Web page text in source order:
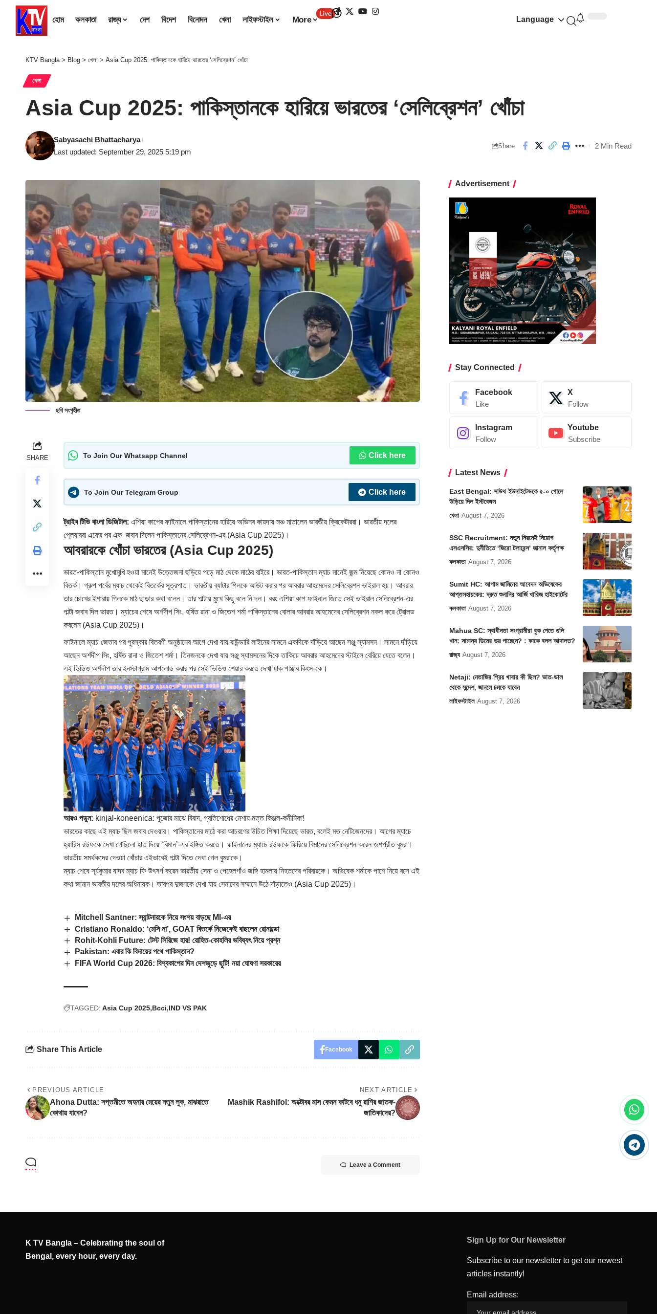
হোম কলকাতা রাজ্য দেশ বিদেশ বিনোদন খেলা লাইফস্টাইল More Language
KTV Bangla> Blog > খেলা > Asia Cup 2025: পাকিস্তানকে হারিয়ে ভারতের ‘সেলিব্রেশন’ খোঁচা
খেলা
Asia Cup 2025: পাকিস্তানকে হারিয়ে ভারতের ‘সেলিব্রেশন’ খোঁচা
Last updated: September 29, 2025 5:19 pm
Sabyasachi Bhattacharya
Share 2 Min Read
ছবি সংগৃহীত
SHARE To Join Our Whatsapp Channel Click here
To Join Our Telegram Group Click here
ট্রাইব টিভি বাংলা ডিজিটাল: এশিয়া কাপের ফাইনালে পাকিস্তানের হারিয়ে অভিনব কায়দায় মঞ্চ মাতালেন ভারতীয় ক্রিকেটাররা। ভারতীয় দলের
প্লেয়াররা একের পর এক জবাব দিলেন পাকিস্তানের সেলিব্রেশন-এর (Asia Cup 2025)।
আবরারকে খোঁচা ভারতের (Asia Cup 2025)
ভারত-পাকিস্তান মুখোমুখি হওয়া মানেই উত্তেজনা ছড়িয়ে পড়ে মাঠ থেকে মাঠের বাইরে। ভারত-পাকিস্তান ম্যাচ মানেই জন্ম নিয়েছে কোনও না কোনও
বিতর্ক। গ্রুপ পর্বের ম্যাচ থেকেই বিতর্কের সূত্রপাত। ভারতীয় ব্যাটার গিলকে আউট করার পর আবরার আহমেদের সেলিব্রেশন ভাইরাল হয়। আবরার
তার চোখের ইশারায় গিলকে মাঠ ছাড়ার কথা বলেন। তার পাল্টায় মুখে কিছু বলে নি দল। বরং এশিয়া কাপ ফাইনাল জিতে সেই ভাইরাল সেলিব্রেশন-এর
পাল্টা জবাব দিল ভারত। ম্যাচের শেষে অর্শদীপ সিং, হর্ষিত রানা ও জিতেশ শর্মা পাকিস্তানের বোলার আবরার আহমেদের সেলিব্রেশন নকল করে ট্রোলড
করলেন (Asia Cup 2025)।
ফাইনালে ম্যাচ জেতার পর পুরস্কার বিতরণী অনুষ্ঠানের আগে দেখা যায় বাউন্ডারি লাইনের সামনে একদিকে দাঁড়িয়ে আছেন সঞ্জু স্যামসন। সামনে দাঁড়িয়ে
আছেন অর্শদীপ সিং, হর্ষিত রানা ও জিতেশ শর্মা। তিনজনকে দেখা যায় সঞ্জু স্যামসনের দিকে তাকিয়ে আবরার আহমেদের স্টাইলে বেরিয়ে যেতে বলেন।
এই ভিডিও অর্শদীপ তার ইনস্টাগ্রাম আপলোড করার পর সেই ভিডিও শেয়ার করতে দেখা যাক পাঞ্জাব কিংস-কে।
আরও পড়ুন: kinjal-koneenica: পুজোর মাঝে বিবাদ, প্রতিশোধের নেশায় মত্ত কিঞ্জল-কনীনিকা!
ভারতের কাছে এই ম্যাচ ছিল জবাব দেওয়ার। পাকিস্তানের মাঠে করা আচরণের উচিত শিক্ষা দিয়েছে ভারত, বলেই মত নেটিজেনদের। আগের ম্যাচে
হ্যারিস রউফকে দেখা গেছিলো হাত দিয়ে ‘বিমান’-এর ইঙ্গিত করতে। ফাইনালের ম্যাচে রউফকে ফিরিয়ে বিমানের সেলিব্রেশন করেন জশপ্রীত বুমরা।
ভারতীয় সমর্থকদের দেওয়া খোঁচার এইভাবেই পাল্টা দিতে দেখা গেল বুমরাকে।
ম্যাচ শেষে সূর্যকুমার যাদব ম্যাচ ফি উৎসর্গ করেন ভারতীয় সেনা ও পেহেলগাঁও জঙ্গি হামলায় নিহতদের পরিবারকে। অভিষেক শর্মাকে পাশে নিয়ে বসে এই
কথা জানান ভারতীয় দলের অধিনায়ক। তারপর দুজনকে দেখা যায় সেনাদের সম্মানে উঠে দাঁড়াতেও (Asia Cup 2025)।
Mitchell Santner: স্যান্টনারকে নিয়ে সংশয় বাড়ছে MI-এর
Cristiano Ronaldo: ‘মেসি না’, GOAT বিতর্কে নিজেকেই বাছলেন রোনাল্ডো
Rohit-Kohli Future: টেস্ট সিরিজে হার! রোহিত-কোহলির ভবিষ্যৎ নিয়ে প্রশ্ন
Pakistan: এবার কি বিদায়ের পথে পাকিস্তান?
FIFA World Cup 2026: বিশ্বকাপের দিন দেশজুড়ে ছুটি! নয়া ঘোষণা সরকারের
TAGGED: Asia Cup 2025 Bcci IND VS PAK
Share This Article Facebook
PREVIOUS ARTICLE
Ahona Dutta: সপ্তমীতে অহনার মেয়ের নতুন লুক, মাঝরাতে
কোথায় যাবেন?
NEXT ARTICLE
Mashik Rashifol: অক্টোবর মাস কেমন কাটবে ধনু রাশির জাতক-
জাতিকাদের?
Leave a Comment
Advertisement
Stay Connected
Facebook
Like
X
Follow
Instagram
Follow
Youtube
Subscribe
Latest News
East Bengal: সাউথ ইউনাইটেডকে ৫-০ গোলে
উড়িয়ে দিল ইস্টবেঙ্গল
খেলা August 7, 2026
SSC Recruitment: নতুন নিয়মেই নিয়োগ
এসএসসির: দুর্নীতিতে ‘জিরো টলারেন্স’ জানাল কর্তৃপক্ষ
কলকাতা August 7, 2026
Sumit HC: আগাম জামিনের আবেদন অভিষেকের
আপ্তসহায়কের: দ্রুত শুনানির আর্জি খারিজ হাইকোর্টের
কলকাতা August 7, 2026
Mahua SC: স্বাধীনতা সংগ্রামীরা বুক পেতে গুলি
খান: সামান্য ডিমের ভয় পাচ্ছেন? : কাকে বলল আদালত?
রাজ্য August 7, 2026
Netaji: নেতাজির প্রিয় খাবার কী ছিল? ভাত-ডাল
থেকে সন্দেশ, জানলে চমকে যাবেন
লাইফস্টাইল August 7, 2026
K TV Bangla – Celebrating the soul of
Bengal, every hour, every day.
Sign Up for Our Newsletter
Subscribe to our newsletter to get our newest
articles instantly!
Email address: